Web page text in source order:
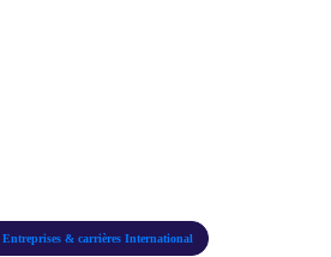
Entreprises & carrières International